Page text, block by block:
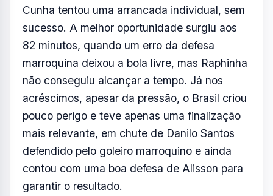
Cunha tentou uma arrancada individual, sem
sucesso. A melhor oportunidade surgiu aos
82 minutos, quando um erro da defesa
marroquina deixou a bola livre, mas Raphinha
não conseguiu alcançar a tempo. Já nos
acréscimos, apesar da pressão, o Brasil criou
pouco perigo e teve apenas uma finalização
mais relevante, em chute de Danilo Santos
defendido pelo goleiro marroquino e ainda
contou com uma boa defesa de Alisson para
garantir o resultado.